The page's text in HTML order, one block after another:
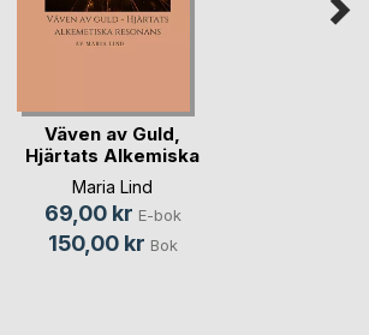
Väven av Guld,
Hjärtats Alkemiska
(...)
Maria Lind
69,00 kr E-bok
150,00 kr Bok